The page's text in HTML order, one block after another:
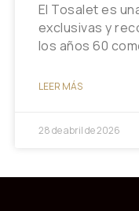
El Tosalet es
exclusivas y
los años 60
LEER MÁS
28 de abril de 2026